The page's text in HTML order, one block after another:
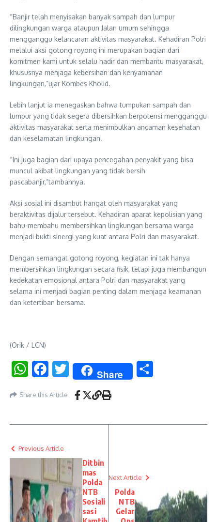
“Banjir telah menyisakan banyak sampah dan lumpur
dilingkungan warga ataupun Jalan umum sehingga
mengganggu kelancaran aktivitas masyarakat. Kehadiran Polri
melalui aksi gotong royong ini merupakan bagian dari
komitmen kami untuk selalu hadir dan membantu masyarakat,
khususnya menjaga kebersihan dan kenyamanan
lingkungan,”ujar Kombes Kholid.
Lebih lanjut ia menegaskan bahwa tumpukan sampah dan
lumpur yang tidak segera dibersihkan berpotensi mengganggu
aktivitas masyarakat serta menimbulkan ancaman kesehatan
dan keselamatan lingkungan.
“Ini juga bagian dari upaya pencegahan penyakit yang bisa
muncul akibat lingkungan yang tidak bersih
pascabanjir,”tambahnya.
Aksi sosial ini disambut hangat oleh masyarakat yang
beraktivitas dijalur tersebut. Kehadiran aparat kepolisian yang
bahu-membahu membersihkan lingkungan bersama warga
menjadi bukti sinergi yang kuat antara Polri dan masyarakat.
Dengan semangat gotong royong, kegiatan ini tak hanya
membersihkan lingkungan secara fisik, tetapi juga membangun
kedekatan emosional antara Polri dan masyarakat yang
selama ini menjadi bagian penting dalam menjaga keamanan
dan ketertiban bersama.
(Orik / LCN)
WhatsAppFacebookTwitter Share
Share this Article
Previous Article
Ditbin
mas
Polda
NTB
Sosiali
sasi
Next Article
Polda
NTB
Gelar